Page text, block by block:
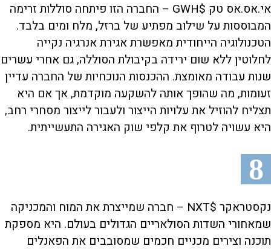
אי.אס.אס טק $GWH – החברה הזו פיתחה סוללות זרימה
המבוססות על שילוב מפתיע של ברזל, מלח ומים בלבד.
הטכנולוגיה הייחודית מאפשרת אגירת אנרגיה נקייה
לחלוטין ללא שום ירידה בקיבולת הסוללה, גם אחרי עשרים
שנות עבודה מאומצת. ההכנסות הנוכחיות של החברה עדיין
זעומות, מה שהופך אותה להשקעה מוקדמת, אך אם היא
תצליח להוזיל את עלויות הייצור ולעבור לייצור מסחרי רחב,
היא עשויה לטרוף את קלפי שוק האגירה התעשייתית.
8
נקסטראקר $NXT – חברה שמייצרת את המוח והמכניקה
שמאחורי השדות הסולאריים הגדולים בעולם. היא מספקת
תוכנה וצירים מכניים חכמים שמסובבים את הפאנלים